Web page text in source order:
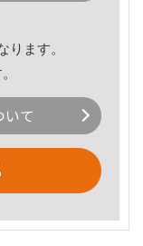
ります。
て